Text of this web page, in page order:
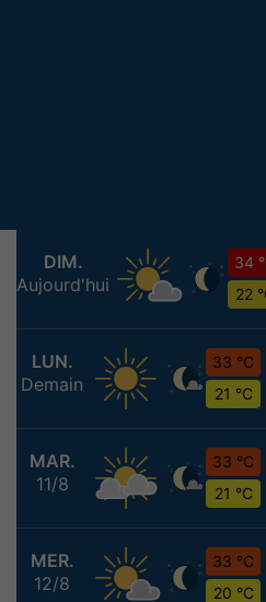
DIM.
Aujourd'hui
34
22
LUN.
Demain
33 °C
21 °C
MAR.
11/8
33 °C
21 °C
MER.
12/8
33 °C
20 °C